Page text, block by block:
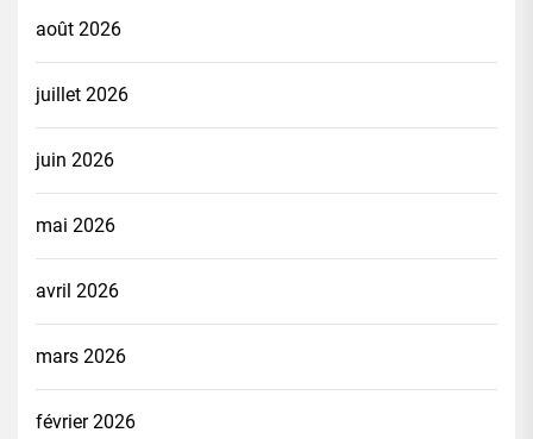
août 2026
juillet 2026
juin 2026
mai 2026
avril 2026
mars 2026
février 2026